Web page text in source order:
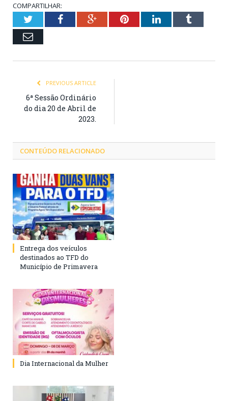
COMPARTILHAR:
TwitterFacebookGoogle+PinterestLinkedInTumblr
Email
PREVIOUS ARTICLE
6ª Sessão Ordinário
do dia 20 de Abril de
2023.
CONTEÚDO RELACIONADO
Entrega dos veículos
destinados ao TFD do
Município de Primavera
Dia Internacional da Mulher